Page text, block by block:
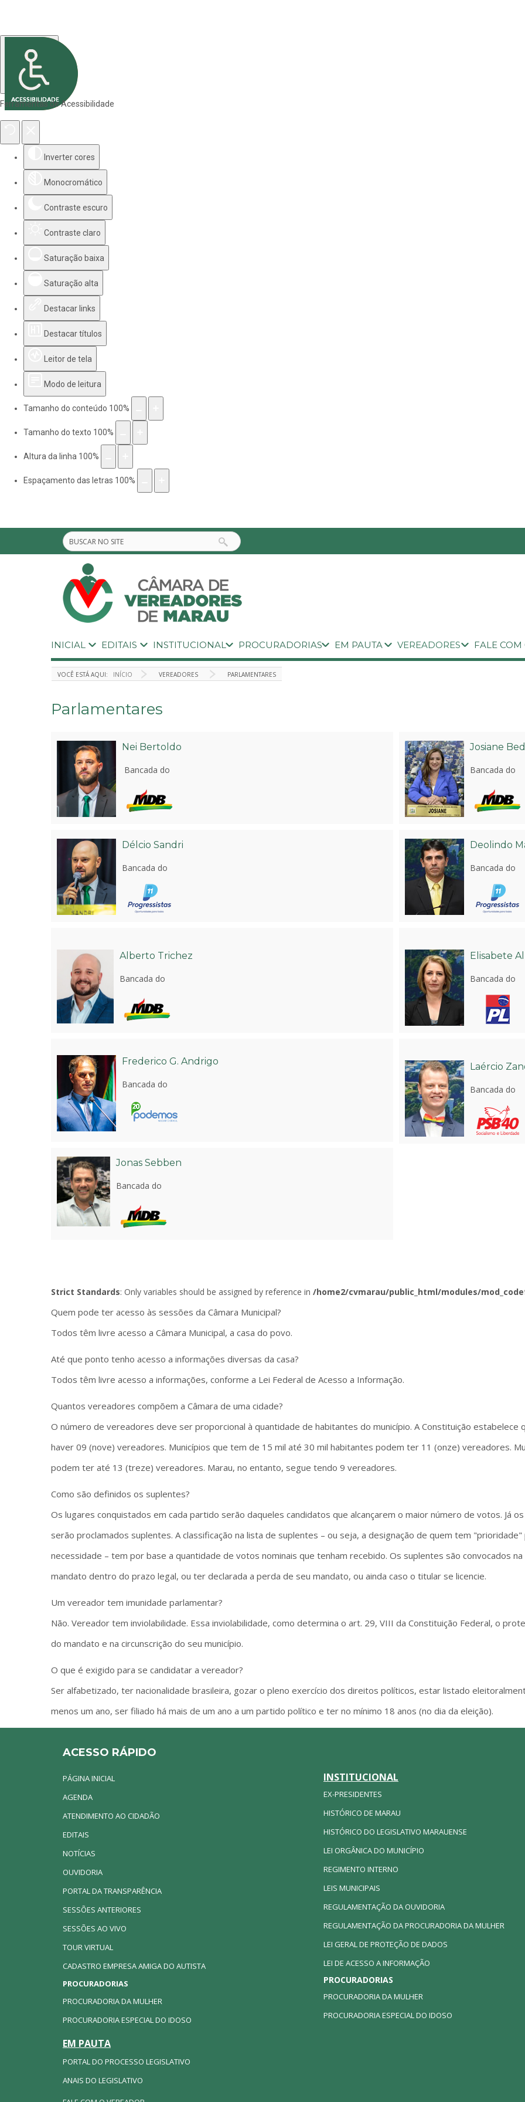
Ferramentas de Acessibilidade
Inverter cores
Monocromático
Contraste escuro
Contraste claro
Saturação baixa
Saturação alta
Destacar links
Destacar títulos
Leitor de tela
Modo de leitura
Tamanho do conteúdo 100%
Tamanho do texto 100%
Altura da linha 100%
Espaçamento das letras 100%
INICIAL EDITAIS INSTITUCIONAL PROCURADORIAS EM PAUTA VEREADORES FALE COM
VOCÊ ESTÁ AQUI: INÍCIO VEREADORES PARLAMENTARES
Parlamentares
Nei Bertoldo
Bancada do
Josiane
Bancada do
Délcio Sandri
Bancada do
Deolindo
Bancada do
Alberto Trichez
Bancada do
Elisabete
Bancada do
Frederico G. Andrigo
Bancada do
Laércio
Bancada do
Jonas Sebben
Bancada do
Strict Standards: Only variables should be assigned by reference in /home2/cvmarau/public_html/modules/
Quem pode ter acesso às sessões da Câmara Municipal?
Todos têm livre acesso a Câmara Municipal, a casa do povo.
Até que ponto tenho acesso a informações diversas da casa?
Todos têm livre acesso a informações, conforme a Lei Federal de Acesso a Informação.
Quantos vereadores compõem a Câmara de uma cidade?
O número de vereadores deve ser proporcional à quantidade de habitantes do município. A Constituição estabelece
haver 09 (nove) vereadores. Municípios que tem de 15 mil até 30 mil habitantes podem ter 11 (onze) vereadores.
podem ter até 13 (treze) vereadores. Marau, no entanto, segue tendo 9 vereadores.
Como são definidos os suplentes?
Os lugares conquistados em cada partido serão daqueles candidatos que alcançarem o maior número de votos. Já
serão proclamados suplentes. A classificação na lista de suplentes – ou seja, a designação de quem tem
necessidade – tem por base a quantidade de votos nominais que tenham recebido. Os suplentes são convocados
mandato dentro do prazo legal, ou ter declarada a perda de seu mandato, ou ainda caso o titular se licencie.
Um vereador tem imunidade parlamentar?
Não. Vereador tem inviolabilidade. Essa inviolabilidade, como determina o art. 29, VIII da Constituição Federal, o
do mandato e na circunscrição do seu município.
O que é exigido para se candidatar a vereador?
Ser alfabetizado, ter nacionalidade brasileira, gozar o pleno exercício dos direitos políticos, estar listado
menos um ano, ser filiado há mais de um ano a um partido político e ter no mínimo 18 anos (no dia da eleição).
ACESSO RÁPIDO
PÁGINA INICIAL
AGENDA
ATENDIMENTO AO CIDADÃO
EDITAIS
NOTÍCIAS
OUVIDORIA
PORTAL DA TRANSPARÊNCIA
SESSÕES ANTERIORES
SESSÕES AO VIVO
TOUR VIRTUAL
CADASTRO EMPRESA AMIGA DO AUTISTA
PROCURADORIAS
PROCURADORIA DA MULHER
PROCURADORIA ESPECIAL DO IDOSO
EM PAUTA
PORTAL DO PROCESSO LEGISLATIVO
ANAIS DO LEGISLATIVO
INSTITUCIONAL
EX-PRESIDENTES
HISTÓRICO DE MARAU
HISTÓRICO DO LEGISLATIVO MARAUENSE
LEI ORGÂNICA DO MUNICÍPIO
REGIMENTO INTERNO
LEIS MUNICIPAIS
REGULAMENTAÇÃO DA OUVIDORIA
REGULAMENTAÇÃO DA PROCURADORIA DA MULHER
LEI GERAL DE PROTEÇÃO DE DADOS
LEI DE ACESSO A INFORMAÇÃO
PROCURADORIAS
PROCURADORIA DA MULHER
PROCURADORIA ESPECIAL DO IDOSO